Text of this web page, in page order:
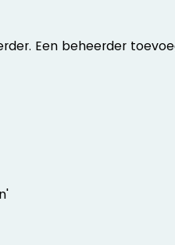
Een beheerder